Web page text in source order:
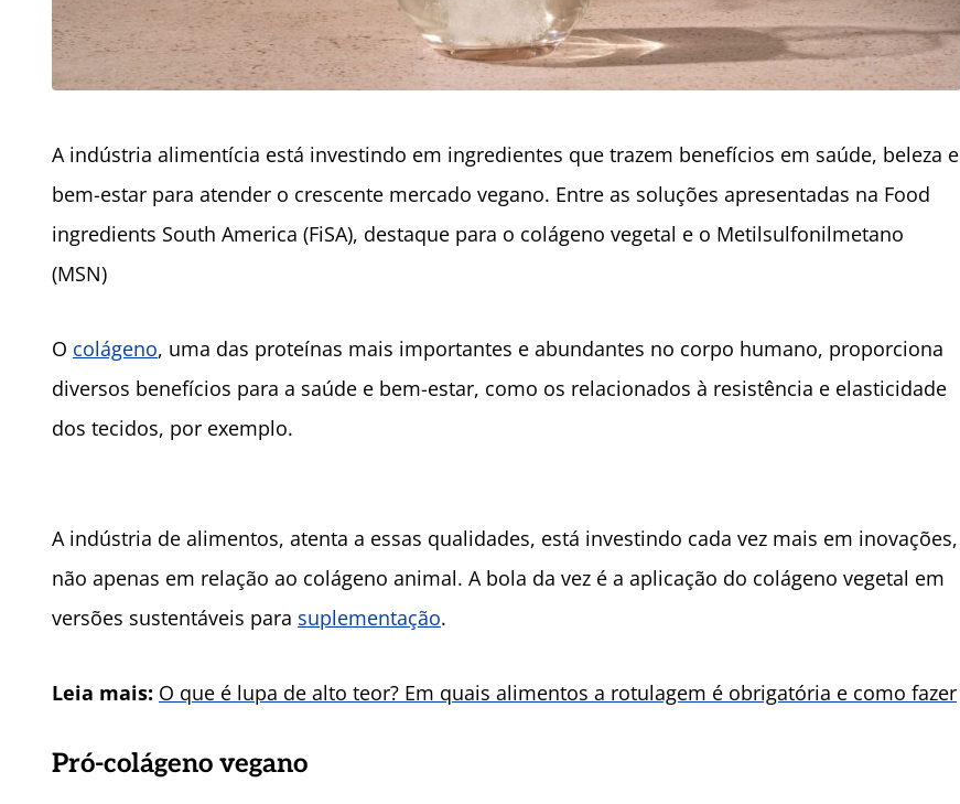
A indústria alimentícia está investindo em ingredientes que trazem benefícios em saúde, beleza e
bem-estar para atender o crescente mercado vegano. Entre as soluções apresentadas na Food
ingredients South America (FiSA), destaque para o colágeno vegetal e o Metilsulfonilmetano
(MSN)
O colágeno, uma das proteínas mais importantes e abundantes no corpo humano, proporciona
diversos benefícios para a saúde e bem-estar, como os relacionados à resistência e elasticidade
dos tecidos, por exemplo.
A indústria de alimentos, atenta a essas qualidades, está investindo cada vez mais em inovações,
não apenas em relação ao colágeno animal. A bola da vez é a aplicação do colágeno vegetal em
versões sustentáveis para suplementação.
Leia mais: O que é lupa de alto teor? Em quais alimentos a rotulagem é obrigatória e como fazer
Pró-colágeno vegano